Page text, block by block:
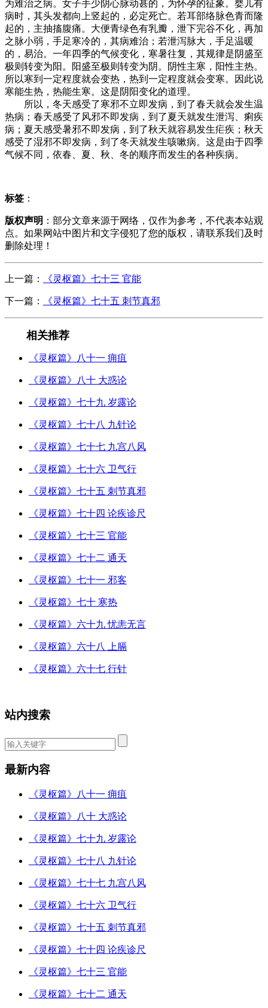
为难治之病。女子手少阴心脉动甚的，为怀孕的征象。婴儿有
病时，其头发都向上竖起的，必定死亡。若耳部络脉色青而隆
起的，主抽搐腹痛。大便青绿色有乳瓣，泄下完谷不化，再加
之脉小弱，手足寒冷的，其病难治；若泄泻脉大，手足温暖
的，易治。一年四季的气候变化，寒暑往复，其规律是阴盛至
极则转变为阳。阳盛至极则转变为阴。阴性主寒，阳性主热。
所以寒到一定程度就会变热，热到一定程度就会变寒。因此说
寒能生热，热能生寒。这是阴阳变化的道理。
所以，冬天感受了寒邪不立即发病，到了春天就会发生温
热病；春天感受了风邪不即发病，到了夏天就发生泄泻、痢疾
病；夏天感受暑邪不即发病，到了秋天就容易发生疟疾；秋天
感受了湿邪不即发病，到了冬天就发生咳嗽病。这是由于四季
气候不同，依春、夏、秋、冬的顺序而发生的各种疾病。
标签 ：
版权声明 ：部分文章来源于网络，仅作为参考，不代表本站观
点。如果网站中图片和文字侵犯了您的版权，请联系我们及时
删除处理！
上一篇： 《灵枢篇》七十三 官能
下一篇： 《灵枢篇》七十五 刺节真邪
相关推荐
《灵枢篇》八十一 痈疽
《灵枢篇》八十 大惑论
《灵枢篇》七十九 岁露论
《灵枢篇》七十八 九针论
《灵枢篇》七十七 九宫八风
《灵枢篇》七十六 卫气行
《灵枢篇》七十五 刺节真邪
《灵枢篇》七十四 论疾诊尺
《灵枢篇》七十三 官能
《灵枢篇》七十二 通天
《灵枢篇》七十一 邪客
《灵枢篇》七十 寒热
《灵枢篇》六十九 忧恚无言
《灵枢篇》六十八 上膈
《灵枢篇》六十七 行针
站内搜索
最新内容
《灵枢篇》八十一 痈疽
《灵枢篇》八十 大惑论
《灵枢篇》七十九 岁露论
《灵枢篇》七十八 九针论
《灵枢篇》七十七 九宫八风
《灵枢篇》七十六 卫气行
《灵枢篇》七十五 刺节真邪
《灵枢篇》七十四 论疾诊尺
《灵枢篇》七十三 官能
《灵枢篇》七十二 通天